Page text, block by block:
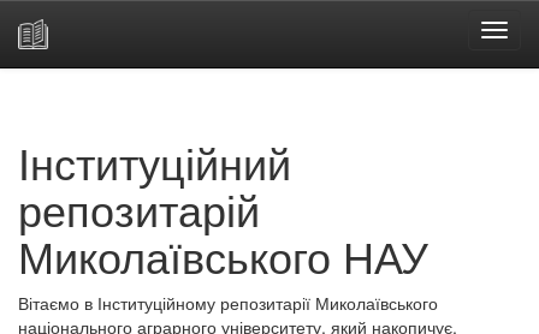
Інституційний
репозитарій
Миколаївського НАУ
Вітаємо в Інституційному репозитарії Миколаївського
національного аграрного університету, який накопичує,